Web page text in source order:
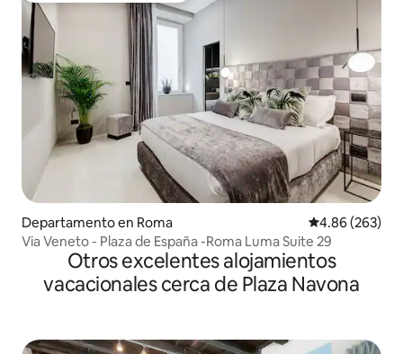
Departamento en Roma Calificación
4.86 (263)
Via Veneto - Plaza de España -Roma Luma Suite 29
Otros excelentes alojamientos
vacacionales cerca de Plaza Navona